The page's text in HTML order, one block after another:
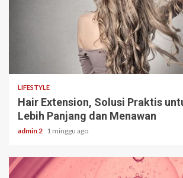
LIFESTYLE
Hair Extension, Solusi Praktis
Lebih Panjang dan Menawan
admin 2 1 minggu ago